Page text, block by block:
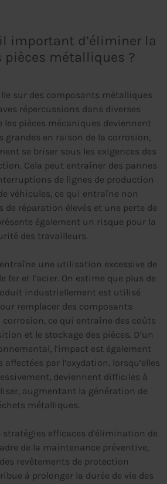
important d’éliminer la
pièces métalliques ?
sur des composants métalliques
répercussions dans diverses
les pièces mécaniques deviennent
grandes en raison de la corrosion,
se briser sous les exigences des
Cela peut entraîner des pannes
de lignes de production
véhicules, ce qui entraîne non
de réparation élevés et une perte de
également un risque pour la
des travailleurs.
entraîne une utilisation excessive de
fer et l’acier. On estime que plus de
industriellement est utilisé
remplacer des composants
ce qui entraîne des coûts
et le stockage des pièces. D’un
l’impact est également
par l’oxydation, lorsqu’elles
deviennent difficiles à
augmentant la génération de
métalliques.
efficaces d’élimination de
de la maintenance préventive,
revêtements de protection
à prolonger la durée de vie des